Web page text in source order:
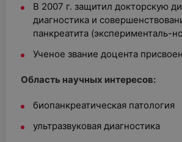
В 2007 г. защитил докторскую
диагностика и
панкреатита (эксперименталь-
Ученое звание доцента
Область научных интересов:
биопанкреатическая патология
ультразвуковая диагностика